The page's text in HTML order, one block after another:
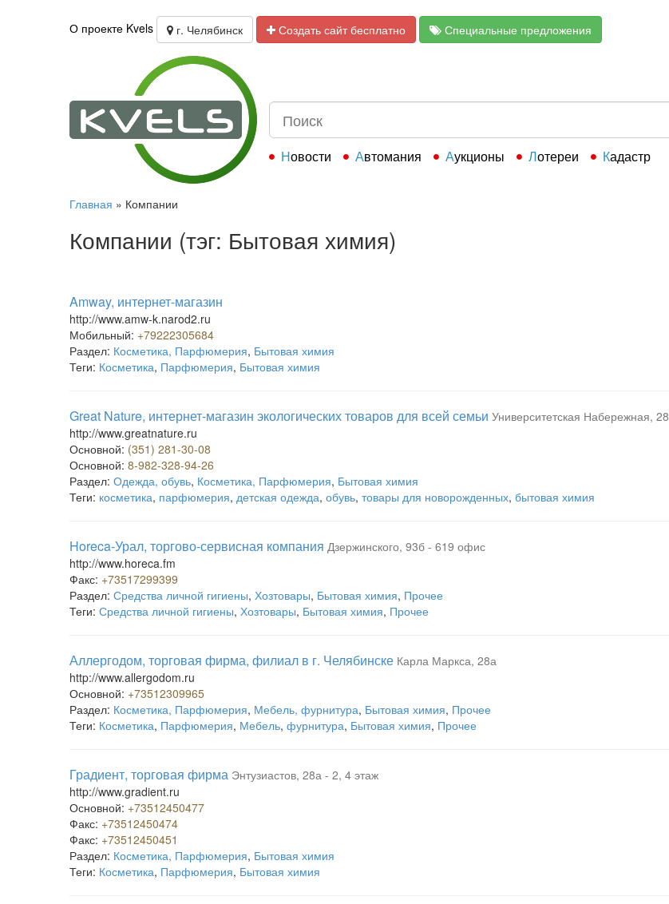
О проекте Kvels г. Челябинск Создать сайт бесплатно Специальные предложения
Новости Автомания Аукционы Лотереи Кадастр
Главная » Компании
Компании (тэг: Бытовая химия)
Amway, интернет-магазин
http://www.amw-k.narod2.ru
Мобильный: +79222305684
Раздел: Косметика, Парфюмерия, Бытовая химия
Теги: Косметика, Парфюмерия, Бытовая химия
Great Nature, интернет-магазин экологических товаров для всей семьи Университетская Набережная, 28
http://www.greatnature.ru
Основной: (351) 281-30-08
Основной: 8-982-328-94-26
Раздел: Одежда, обувь, Косметика, Парфюмерия, Бытовая химия
Теги: косметика, парфюмерия, детская одежда, обувь, товары для новорожденных, бытовая химия
Horeca-Урал, торгово-сервисная компания Дзержинского, 93б - 619 офис
http://www.horeca.fm
Факс: +73517299399
Раздел: Средства личной гигиены, Хозтовары, Бытовая химия, Прочее
Теги: Средства личной гигиены, Хозтовары, Бытовая химия, Прочее
Аллергодом, торговая фирма, филиал в г. Челябинске Карла Маркса, 28а
http://www.allergodom.ru
Основной: +73512309965
Раздел: Косметика, Парфюмерия, Мебель, фурнитура, Бытовая химия, Прочее
Теги: Косметика, Парфюмерия, Мебель, фурнитура, Бытовая химия, Прочее
Градиент, торговая фирма Энтузиастов, 28а - 2, 4 этаж
http://www.gradient.ru
Основной: +73512450477
Факс: +73512450474
Факс: +73512450451
Раздел: Косметика, Парфюмерия, Бытовая химия
Теги: Косметика, Парфюмерия, Бытовая химия